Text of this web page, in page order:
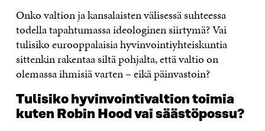
Onko valtion ja kansalaisten välisessä suhteessa
todella tapahtumassa ideologinen siirtymä? Vai
tulisiko eurooppalaisia hyvinvointiyhteiskuntia
sittenkin rakentaa siltä pohjalta, että valtio on
olemassa ihmisiä varten – eikä päinvastoin?
Tulisiko hyvinvointivaltion toimia
kuten Robin Hood vai säästöpossu?